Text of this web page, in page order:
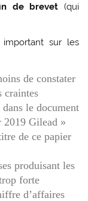
de brevet (qui
important sur les
de constater
craintes
le document
2019 Gilead »
de ce papier
produisant les
forte
d’affaires